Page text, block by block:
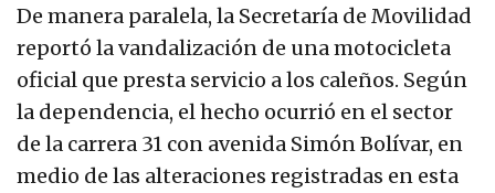
De manera paralela, la Secretaría de Movilidad
reportó la vandalización de una motocicleta
oficial que presta servicio a los caleños. Según
la dependencia, el hecho ocurrió en el sector
de la carrera 31 con avenida Simón Bolívar, en
medio de las alteraciones registradas en esta